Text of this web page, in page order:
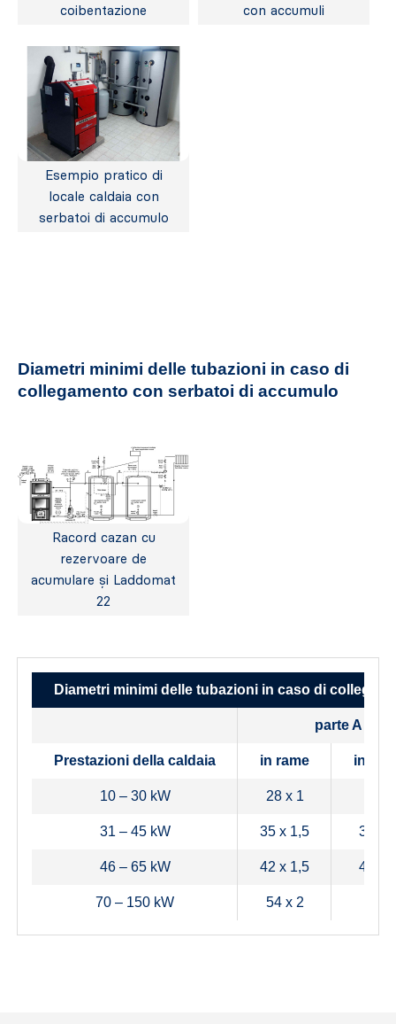
coibentazione con accumuli
Esempio pratico di
locale caldaia con
serbatoi di accumulo
Diametri minimi delle tubazioni in caso di
collegamento con serbatoi di accumulo
Racord cazan cu
rezervoare de
acumulare și Laddomat
22
Diametri minimi delle tubazioni in caso di
parte A
Prestazioni della caldaia in rame in
10 – 30 kW 28 x 1
31 – 45 kW 35 x 1,5 32 (5/
46 – 65 kW 42 x 1,5 40 (6/
70 – 150 kW 54 x 2